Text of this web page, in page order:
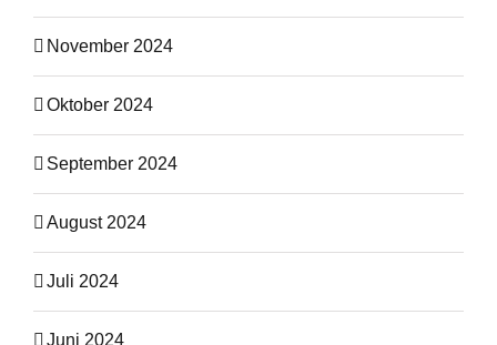
November 2024
Oktober 2024
September 2024
August 2024
Juli 2024
Juni 2024